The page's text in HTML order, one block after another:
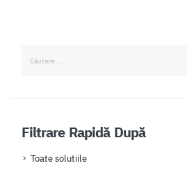
Filtrare Rapidă După
Toate solutiile